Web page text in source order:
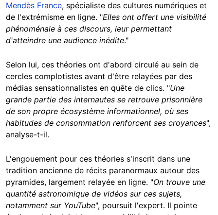
Mendès France, spécialiste des cultures numériques et
de l'extrémisme en ligne. "Elles ont offert une visibilité
phénoménale à ces discours, leur permettant
d'atteindre une audience inédite."
Selon lui, ces théories ont d'abord circulé au sein de
cercles complotistes avant d'être relayées par des
médias sensationnalistes en quête de clics. "Une
grande partie des internautes se retrouve prisonnière
de son propre écosystème informationnel, où ses
habitudes de consommation renforcent ses croyances",
analyse-t-il.
L'engouement pour ces théories s'inscrit dans une
tradition ancienne de récits paranormaux autour des
pyramides, largement relayée en ligne. "On trouve une
quantité astronomique de vidéos sur ces sujets,
notamment sur YouTube", poursuit l'expert. Il pointe